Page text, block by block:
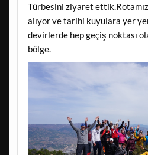
Türbesini ziyaret
alıyor ve tarihi kuyulara yer
devirlerde hep geçiş noktası
bölge.